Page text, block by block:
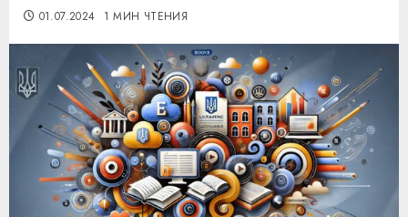
01.07.2024 1 МИН ЧТЕНИЯ